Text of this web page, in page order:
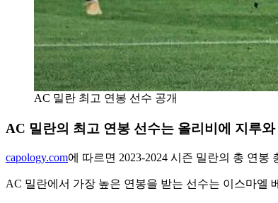
AC 밀란 최고 연봉 선수 공개
AC 밀란의 최고 연봉 선수는 올리비에 지루
capology.com에 따르면 2023-2024 시즌 밀란의 총 연봉
AC 밀란에서 가장 높은 연봉을 받는 선수는 이스마엘